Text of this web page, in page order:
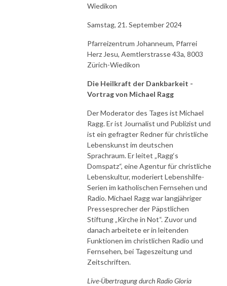
Wiedikon
Samstag, 21. September 2024
Pfarreizentrum Johanneum, Pfarrei
Herz Jesu, Aemtlerstrasse 43a, 8003
Zürich-Wiedikon
Die Heilkraft der Dankbarkeit -
Vortrag von Michael Ragg
Der Moderator des Tages ist Michael
Ragg. Er ist Journalist und Publizist und
ist ein gefragter Redner für christliche
Lebenskunst im deutschen
Sprachraum. Er leitet „Ragg‘s
Domspatz“, eine Agentur für christliche
Lebenskultur, moderiert Lebenshilfe-
Serien im katholischen Fernsehen und
Radio. Michael Ragg war langjähriger
Pressesprecher der Päpstlichen
Stiftung „Kirche in Not“. Zuvor und
danach arbeitete er in leitenden
Funktionen im christlichen Radio und
Fernsehen, bei Tageszeitung und
Zeitschriften.
Live-Übertragung durch Radio Gloria